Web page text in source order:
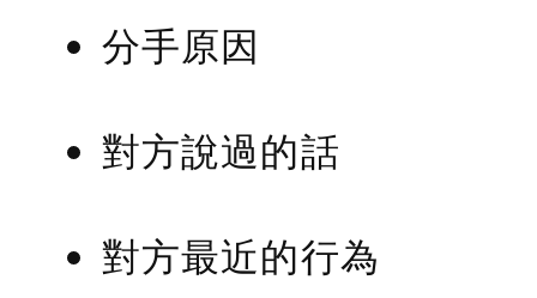
分手原因
對方說過的話
對方最近的行為